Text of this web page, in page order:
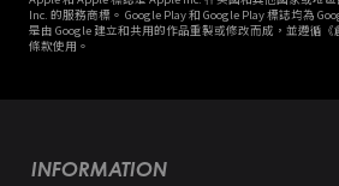
Inc. 的服務商標。 Google Play 和 Google Play 標誌均為
是由 Google 建立和共用的作品重製或修改而成，並遵循《
條款使用。
INFORMATION